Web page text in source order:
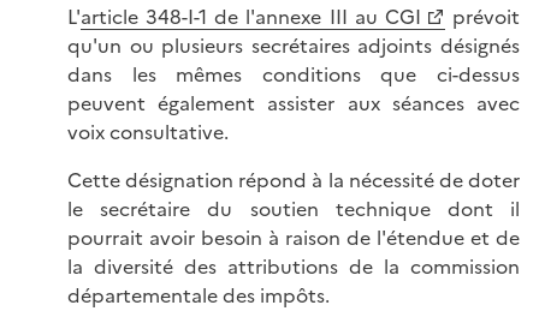
L'article 348-I-1 de l'annexe III au CGI
prévoit
qu'un ou plusieurs secrétaires adjoints désignés
dans les mêmes conditions que ci-dessus
peuvent également assister aux séances avec
voix consultative.
Cette désignation répond à la nécessité de doter
le secrétaire du soutien technique dont il
pourrait avoir besoin à raison de l'étendue et de
la diversité des attributions de la commission
départementale des impôts.